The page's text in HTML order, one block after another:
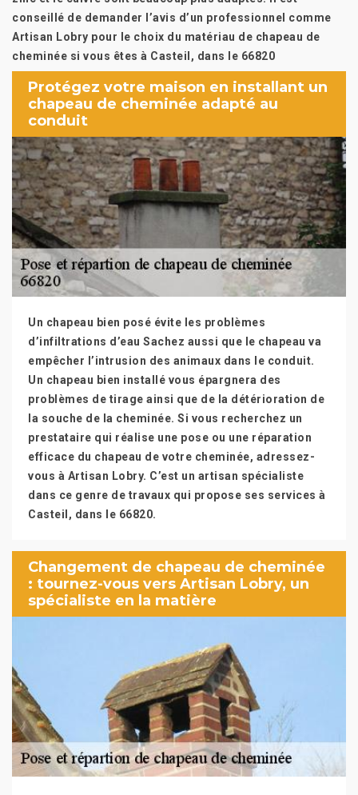
conseillé de demander l’avis d’un professionnel comme
Artisan Lobry pour le choix du matériau de chapeau de
cheminée si vous êtes à Casteil, dans le 66820
Protégez votre maison en installant un
chapeau de cheminée adapté au
conduit
Un chapeau bien posé évite les problèmes
d’infiltrations d’eau Sachez aussi que le chapeau va
empêcher l’intrusion des animaux dans le conduit.
Un chapeau bien installé vous épargnera des
problèmes de tirage ainsi que de la détérioration de
la souche de la cheminée. Si vous recherchez un
prestataire qui réalise une pose ou une réparation
efficace du chapeau de votre cheminée, adressez-
vous à Artisan Lobry. C’est un artisan spécialiste
dans ce genre de travaux qui propose ses services à
Casteil, dans le 66820.
Changement de chapeau de cheminée
: tournez-vous vers Artisan Lobry, un
spécialiste en la matière